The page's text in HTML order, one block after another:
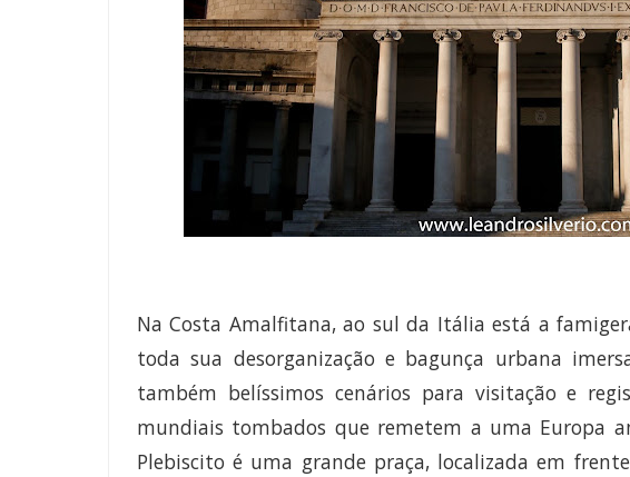
Na Costa Amalfitana, ao sul da Itália está a
toda sua desorganização e bagunça urbana
também belíssimos cenários para visitação e
mundiais tombados que remetem a uma Europa
Plebiscito é uma grande praça, localizada em